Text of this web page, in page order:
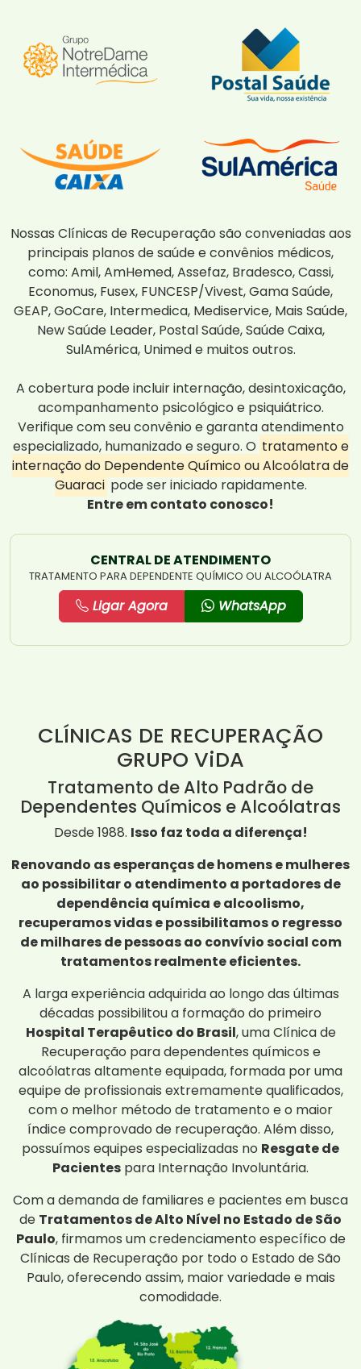
Nossas Clínicas de Recuperação são conveniadas aos
principais planos de saúde e convênios médicos,
como: Amil, AmHemed, Assefaz, Bradesco, Cassi,
Economus, Fusex, FUNCESP/Vivest, Gama Saúde,
GEAP, GoCare, Intermedica, Mediservice, Mais Saúde,
New Saúde Leader, Postal Saúde, Saúde Caixa,
SulAmérica, Unimed e muitos outros.
A cobertura pode incluir internação, desintoxicação,
acompanhamento psicológico e psiquiátrico.
Verifique com seu convênio e garanta atendimento
especializado, humanizado e seguro. O tratamento e
internação do Dependente Químico ou Alcoólatra de
Guaraci pode ser iniciado rapidamente.
Entre em contato conosco!
CENTRAL DE ATENDIMENTO
TRATAMENTO PARA DEPENDENTE QUÍMICO OU ALCOÓLATRA
Ligar Agora WhatsApp
CLÍNICAS DE RECUPERAÇÃO
GRUPO ViDA
Tratamento de Alto Padrão de
Dependentes Químicos e Alcoólatras
Desde 1988. Isso faz toda a diferença!
Renovando as esperanças de homens e mulheres
ao possibilitar o atendimento a portadores de
dependência química e alcoolismo,
recuperamos vidas e possibilitamos o regresso
de milhares de pessoas ao convívio social com
tratamentos realmente eficientes.
A larga experiência adquirida ao longo das últimas
décadas possibilitou a formação do primeiro
Hospital Terapêutico do Brasil, uma Clínica de
Recuperação para dependentes químicos e
alcoólatras altamente equipada, formada por uma
equipe de profissionais extremamente qualificados,
com o melhor método de tratamento e o maior
índice comprovado de recuperação. Além disso,
possuímos equipes especializadas no Resgate de
Pacientes para Internação Involuntária.
Com a demanda de familiares e pacientes em busca
de Tratamentos de Alto Nível no Estado de São
Paulo, firmamos um credenciamento específico de
Clínicas de Recuperação por todo o Estado de São
Paulo, oferecendo assim, maior variedade e mais
comodidade.